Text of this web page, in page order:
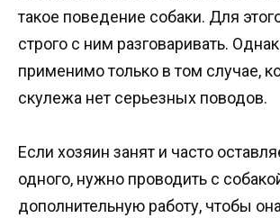
такое поведение собаки. Для
строго с ним разговаривать.
применимо только в том случае,
скулежа нет серьезных поводов.
Если хозяин занят и часто
одного, нужно проводить с
дополнительную работу, чтобы